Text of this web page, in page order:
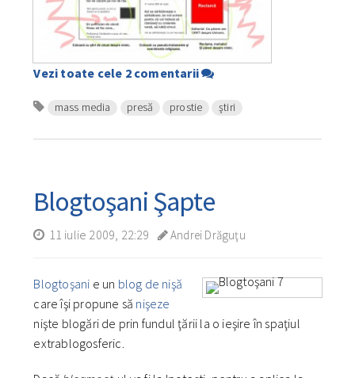
Vezi toate cele 2 comentarii
mass media presă prostie ştiri
Blogtoşani Şapte
11 iulie 2009, 22:29 Andrei Drăguţu
Blogtoşani e un blog de nişă
care îşi propune să nişeze
nişte blogări de prin fundul ţării la o ieşire în spaţiul
extrablogosferic.